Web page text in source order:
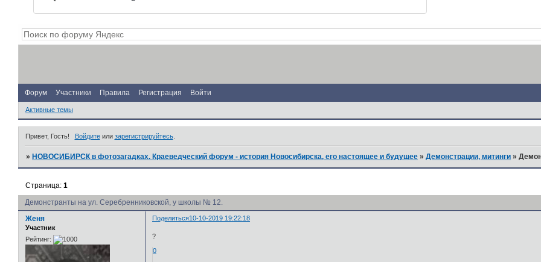
Форум Участники Правила Регистрация Войти
Активные темы
Привет, Гость! Войдитеили зарегистрируйтесь.
»НОВОСИБИРСК в фотозагадках. Краеведческий форум - история Новосибирска, его настоящее и будущее »Демонстрации, митинги »
Демонстранты на ул. Серебренниковской, у школы № 12.
Страница:1
Поделиться10-10-2019 19:22:18
Женя
Участник
Рейтинг:
?
0